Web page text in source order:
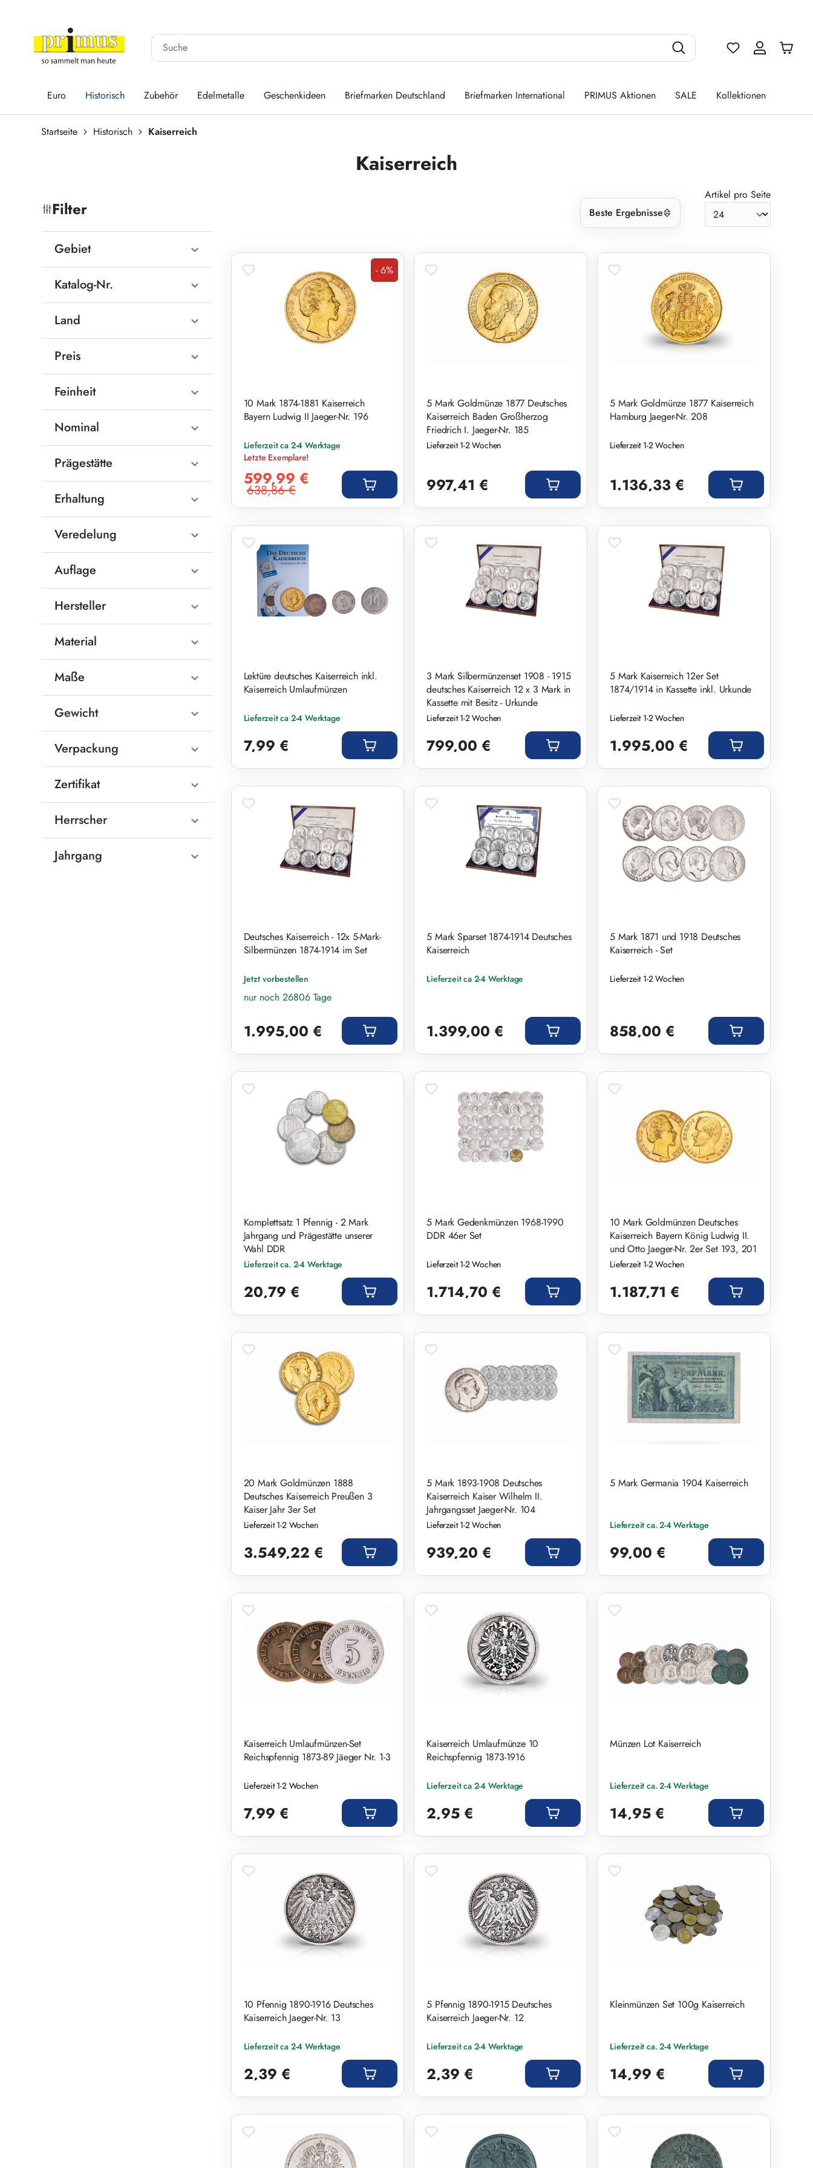
Du hast 0
Euro Historisch Zubehör Edelmetalle Geschenkideen Briefmarken Deutschland Briefmarken International PRIMUS Aktionen SALE Kollektionen
Startseite Historisch Kaiserreich
Kaiserreich
Filter
Gebiet
Katalog-Nr.
Land
Preis
Feinheit
Nominal
Prägestätte
Erhaltung
Veredelung
Auflage
Hersteller
Material
Maße
Gewicht
Verpackung
Zertifikat
Herrscher
Jahrgang
Beste Ergebnisse
Artikel pro Seite
Rabatt
- 6%
10 Mark 1874-1881 Kaiserreich
Bayern Ludwig II Jaeger-Nr. 196
Lieferzeit ca 2-4 Werktage
Letzte Exemplare!
599,99 €
Regulärer Preis:
638,86 €
5 Mark Goldmünze 1877 Deutsches
Kaiserreich Baden Großherzog
Friedrich I. Jaeger-Nr. 185
Lieferzeit 1-2 Wochen
997,41 €
5 Mark Goldmünze 1877 Kaiserreich
Hamburg Jaeger-Nr. 208
Lieferzeit 1-2 Wochen
1.136,33 €
Lektüre deutsches Kaiserreich inkl.
Kaiserreich Umlaufmünzen
Lieferzeit ca 2-4 Werktage
7,99 €
3 Mark Silbermünzenset 1908 - 1915
deutsches Kaiserreich 12 x 3 Mark in
Kassette mit Besitz - Urkunde
Lieferzeit 1-2 Wochen
799,00 €
5 Mark Kaiserreich 12er Set
1874/1914 in Kassette inkl. Urkunde
Lieferzeit 1-2 Wochen
1.995,00 €
Deutsches Kaiserreich - 12x 5-Mark-
Silbermünzen 1874-1914 im Set
Jetzt vorbestellen
nur noch 26806 Tage
1.995,00 €
5 Mark Sparset 1874-1914 Deutsches
Kaiserreich
Lieferzeit ca 2-4 Werktage
1.399,00 €
5 Mark 1871 und 1918 Deutsches
Kaiserreich - Set
Lieferzeit 1-2 Wochen
858,00 €
Komplettsatz 1 Pfennig - 2 Mark
Jahrgang und Prägestätte unserer
Wahl DDR
Lieferzeit ca. 2-4 Werktage
20,79 €
5 Mark Gedenkmünzen 1968-1990
DDR 46er Set
Lieferzeit 1-2 Wochen
1.714,70 €
10 Mark Goldmünzen Deutsches
Kaiserreich Bayern König Ludwig II.
und Otto Jaeger-Nr. 2er Set 193, 201
Lieferzeit 1-2 Wochen
1.187,71 €
20 Mark Goldmünzen 1888
Deutsches Kaiserreich Preußen 3
Kaiser Jahr 3er Set
Lieferzeit 1-2 Wochen
3.549,22 €
5 Mark 1893-1908 Deutsches
Kaiserreich Kaiser Wilhelm II.
Jahrgangsset Jaeger-Nr. 104
Lieferzeit 1-2 Wochen
939,20 €
5 Mark Germania 1904 Kaiserreich
Lieferzeit ca. 2-4 Werktage
99,00 €
Kaiserreich Umlaufmünzen-Set
Reichspfennig 1873-89 Jäeger Nr. 1-3
Lieferzeit 1-2 Wochen
7,99 €
Kaiserreich Umlaufmünze 10
Reichspfennig 1873-1916
Lieferzeit ca 2-4 Werktage
2,95 €
Münzen Lot Kaiserreich
Lieferzeit ca. 2-4 Werktage
14,95 €
10 Pfennig 1890-1916 Deutsches
Kaiserreich Jaeger-Nr. 13
Lieferzeit ca 2-4 Werktage
2,39 €
5 Pfennig 1890-1915 Deutsches
Kaiserreich Jaeger-Nr. 12
Lieferzeit ca 2-4 Werktage
2,39 €
Kleinmünzen Set 100g Kaiserreich
Lieferzeit ca. 2-4 Werktage
14,99 €